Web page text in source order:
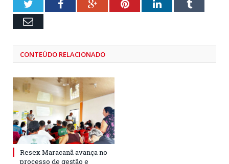
TwitterFacebookGoogle+PinterestLinkedInTumblr
Email
CONTEÚDO RELACIONADO
Resex Maracanã avança no
processo de gestão e